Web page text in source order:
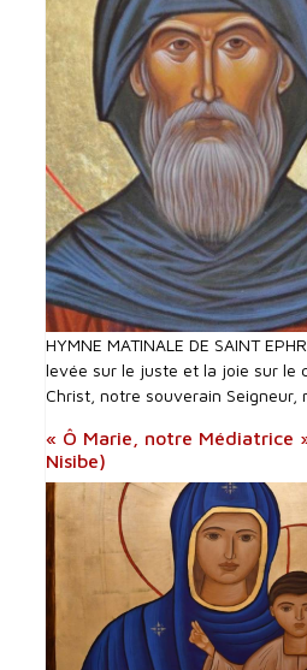
HYMNE MATINALE DE SAINT
levée sur le juste et la joie sur le
Christ, notre souverain Seigneur,
« Ô Marie, notre Médiatrice
Nisibe)